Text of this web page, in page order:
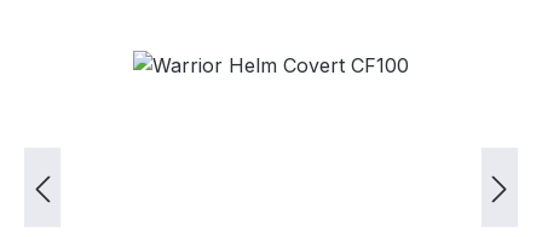
Bildergalerie überspringen